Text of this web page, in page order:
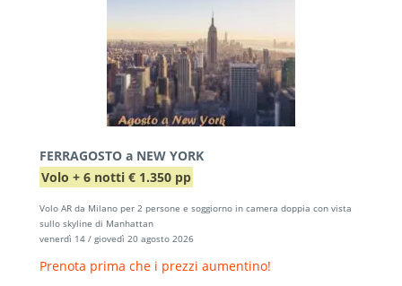
FERRAGOSTO a NEW YORK
Volo + 6 notti € 1.350 pp
Volo AR da Milano per 2 persone e soggiorno in camera doppia con vista
sullo skyline di Manhattan
venerdì 14 / giovedì 20 agosto 2026
Prenota prima che i prezzi aumentino!